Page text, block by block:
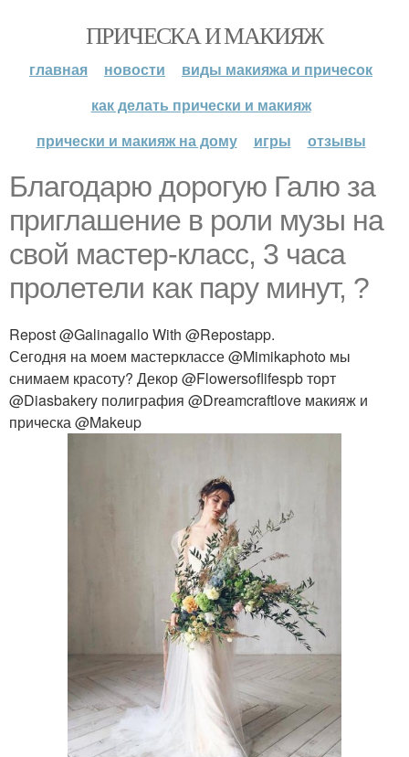
ПРИЧЕСКА И МАКИЯЖ
главная новости
виды макияжа и причесок
как делать прически и макияж
прически и макияж на дому
игры отзывы
Благодарю дорогую Галю за
приглашение в роли музы на
свой мастер-класс, 3 часа
пролетели как пару минут, ?
Repost @Galinagallo With @Repostapp.
Сегодня на моем мастерклассе @Mimikaphoto мы
снимаем красоту? Декор @Flowersoflifespb торт
@Diasbakery полиграфия @Dreamcraftlove макияж и
прическа @Makeup